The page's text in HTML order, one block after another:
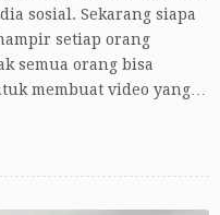
sosial. Sekarang siapa
setiap orang
semua orang bisa
membuat video yang…